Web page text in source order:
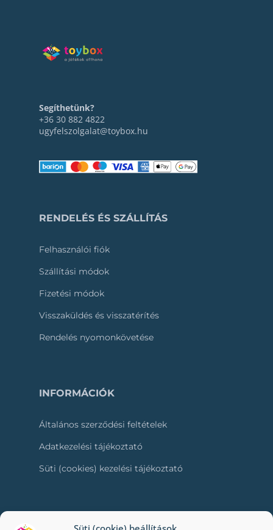
Segíthetünk?
+36 30 882 4822
ugyfelszolgalat@toybox.hu
RENDELÉS ÉS SZÁLLÍTÁS
Felhasználói fiók
Szállítási módok
Fizetési módok
Visszaküldés és visszatérítés
Rendelés nyomonkövetése
INFORMÁCIÓK
Általános szerződési feltételek
Adatkezelési tájékoztató
Süti (cookies) kezelési tájékoztató
RÓLUNK